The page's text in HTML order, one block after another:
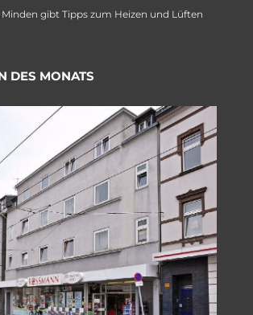
gibt Tipps zum Heizen und Lüften
DES MONATS